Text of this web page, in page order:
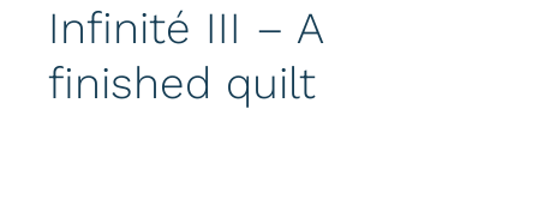
Portfolio
Infinité III – A
finished quilt